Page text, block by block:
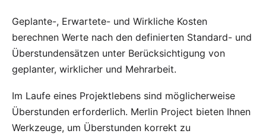
Geplante-, Erwartete- und Wirkliche Kosten
berechnen Werte nach den definierten Standard- und
Überstundensätzen unter Berücksichtigung von
geplanter, wirklicher und Mehrarbeit.
Im Laufe eines Projektlebens sind möglicherweise
Überstunden erforderlich. Merlin Project bieten Ihnen
Werkzeuge, um Überstunden korrekt zu